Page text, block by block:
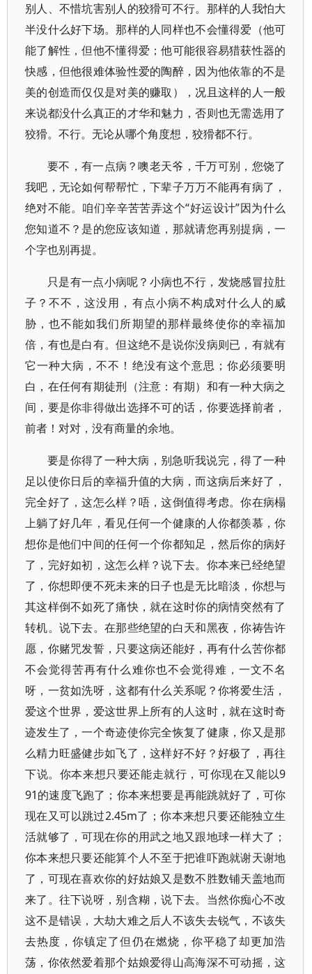
别人、不惜坑害别人的狡猾可不行。那样的人我怕大
半没什么好下场。那样的人同样也不会懂得爱（他可
能了解性，但他不懂得爱；他可能很容易猎获性器的
快感，但他很难体验性爱的陶醉，因为他依靠的不是
美的创造而仅仅是对美的赚取），况且这样的人一般
来说都没什么真正的才华和魅力，否则也无需选用了
狡猾。不行。无论从哪个角度想，狡猾都不行。
要不，有一点病？噢老天爷，千万可别，您饶了
我吧，无论如何帮帮忙，下辈子万万不能再有病了，
绝对不能。咱们辛辛苦苦弄这个“好运设计”因为什么
您知道不？是的您应该知道，那就请您再别提病，一
个字也别再提。
只是有一点小病呢？小病也不行，发烧感冒拉肚
子？不不，这没用，有点小病不构成对什么人的威
胁，也不能如我们所期望的那样最终使你的幸福加
倍，有也是白有。但这绝不是说你没病则已，有就有
它一种大病，不不！绝没有这个意思；你必须要明
白，在任何有期徒刑（注意：有期）和有一种大病之
间，要是你非得做出选择不可的话，你要选择前者，
前者！对对，没有商量的余地。
要是你得了一种大病，别急听我说完，得了一种
足以使你日后的幸福升值的大病，而这病后来好了，
完全好了，这怎么样？唔，这倒值得考虑。你在病榻
上躺了好几年，看见任何一个健康的人你都羡慕，你
想你是他们中间的任何一个你都知足，然后你的病好
了，完好如初，这怎么样？说下去。你本来已经绝望
了，你想即便不死未来的日子也是无比暗淡，你想与
其这样倒不如死了痛快，就在这时你的病情突然有了
转机。说下去。在那些绝望的白天和黑夜，你祷告许
愿，你赌咒发誓，只要这病还能好，再有什么苦你都
不会觉得苦再有什么难你也不会觉得难，一文不名
呀，一贫如洗呀，这都有什么关系呢？你将爱生活，
爱这个世界，爱这世界上所有的人这时，就在这时奇
迹发生了，一个奇迹使你完全恢复了健康，你又是那
么精力旺盛健步如飞了，这样好不好？好极了，再往
下说。你本来想只要还能走就行，可你现在又能以9
91的速度飞跑了；你本来想要是再能跳就好了，可你
现在又可以跳过2.45m了；你本来想只要还能独立生
活就够了，可现在你的用武之地又跟地球一样大了；
你本来想只要还能算个人不至于把谁吓跑就谢天谢地
了，可现在喜欢你的好姑娘又是数不胜数铺天盖地而
来了。往下说呀，别含糊，说下去。当然你痴心不改
这不是错误，大劫大难之后人不该失去锐气，不该失
去热度，你镇定了但仍在燃烧，你平稳了却更加浩
荡，你依然爱着那个姑娘爱得山高海深不可动摇，这